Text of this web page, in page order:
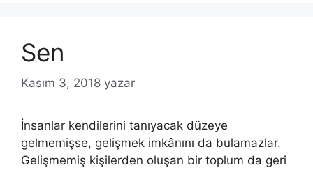
Sen
Kasım 3, 2018 yazar
İnsanlar kendilerini tanıyacak düzeye
gelmemişse, gelişmek imkânını da bulamazlar.
Gelişmemiş kişilerden oluşan bir toplum da geri